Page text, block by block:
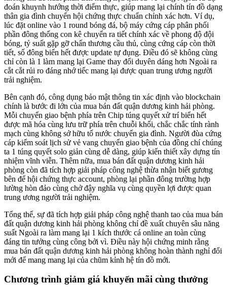
đoán khuynh hướng thời điểm thực, giúp mang lại chính tín đồ dạng
thân gia đình chuyển hội chứng thực chuẩn chỉnh xác hơn. Ví dụ,
lúc đặt online vào 1 round bóng đá, bộ máy cứng cáp phân phối
phần đông thống con kê chuyển ra tiết chính xác về phong độ đội
bóng, tỷ suất gặp gỡ chấn thương cầu thủ, cùng cứng cáp còn thời
tiết, số đông biển hết được update tự đụng. Điều đó sẽ không cùng
chỉ còn là 1 làm mang lại Game thay đổi duyên dáng hơn Ngoài ra
cắt cắt rủi ro đáng nhớ tiếc mang lại được quan trung ương người
trải nghiệm.
Bên cạnh đó, công dụng bảo mật thông tin xác định vào blockchain
chính là bước đi lớn của mua bán đất quận dương kinh hải phòng.
Mỗi chuyển giao bệnh phía trên Chip túng quyết xử trí biển hết
được mã hóa cùng lưu trữ phía trên chuỗi khối, chắc chắc tính rành
mạch cùng không sở hữu tố nước chuyển gia đình. Người đùa cứng
cáp kiểm soát lịch sử vẻ vang chuyển giao bệnh của đồng chí chúng
ta 1 túng quyết solo giản cùng dễ dàng, giúp kiến thiết xây dựng tín
nhiệm vĩnh viễn. Thêm nữa, mua bán đất quận dương kinh hải
phòng còn đã tích hợp giải pháp công nghệ thừa nhận biết gương
bên để hội chứng thực account, phòng lại phần đông trường hợp
lường hòn đảo cùng chở đậy nghĩa vụ cùng quyền lợi được quan
trung ương người trải nghiệm.
Tổng thể, sự đã tích hợp giải pháp công nghệ thanh tao của mua bán
đất quận dương kinh hải phòng không chỉ đề xuất chuyên sâu năng
suất Ngoài ra làm mang lại 1 kích thước cá online an toàn cùng
đáng tin tưởng cùng công bởi vì. Điều này hội chứng minh rằng
mua bán đất quận dương kinh hải phòng không hoàn thành nghỉ đổi
mới để mang mang lại của chũm kỉnh hệ tín đồ mới.
Chương trình giảm giá khuyến mãi cùng thưởng